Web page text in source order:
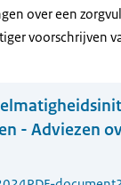
over een
voorschrijven
- Adviezen